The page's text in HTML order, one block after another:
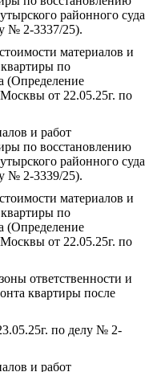
районного суда
№ 2-3337/25).
материалов и
квартиры по
(Определение
от 22.05.25г. по
и работ
по восстановлению
районного суда
№ 2-3339/25).
материалов и
квартиры по
(Определение
от 22.05.25г. по
ответственности и
квартиры после
по делу № 2-
и работ